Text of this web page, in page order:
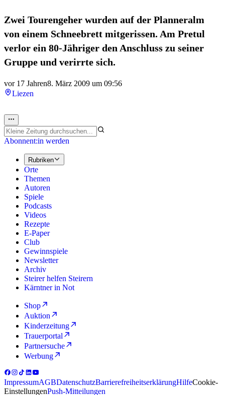
Zwei Tourengeher wurden auf der Planneralm
von einem Schneebrett mitgerissen. Am Pretul
verlor ein 80-Jähriger den Anschluss zu seiner
Gruppe und verirrte sich.
vor 17 Jahren8. März 2009 um 09:56
Liezen
Abonnent:in werden
Rubriken
Orte
Themen
Autoren
Spiele
Podcasts
Videos
Rezepte
E-Paper
Club
Gewinnspiele
Newsletter
Archiv
Steirer helfen Steirern
Kärntner in Not
Shop
Auktion
Kinderzeitung
Trauerportal
Partnersuche
Werbung
ImpressumAGBDatenschutzBarrierefreiheitserklärungHilfeCookie-
EinstellungenPush-Mitteilungen